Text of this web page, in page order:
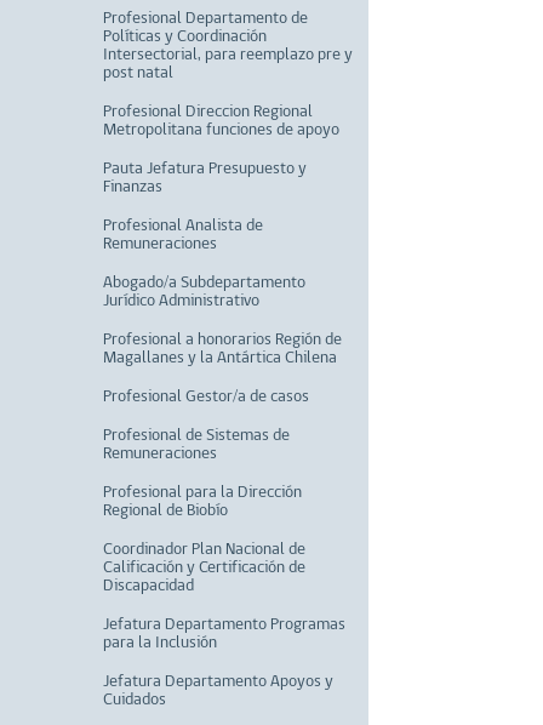
Profesional Departamento de
Políticas y Coordinación
Intersectorial, para reemplazo pre y
post natal
Profesional Direccion Regional
Metropolitana funciones de apoyo
Pauta Jefatura Presupuesto y
Finanzas
Profesional Analista de
Remuneraciones
Abogado/a Subdepartamento
Jurídico Administrativo
Profesional a honorarios Región de
Magallanes y la Antártica Chilena
Profesional Gestor/a de casos
Profesional de Sistemas de
Remuneraciones
Profesional para la Dirección
Regional de Biobío
Coordinador Plan Nacional de
Calificación y Certificación de
Discapacidad
Jefatura Departamento Programas
para la Inclusión
Jefatura Departamento Apoyos y
Cuidados